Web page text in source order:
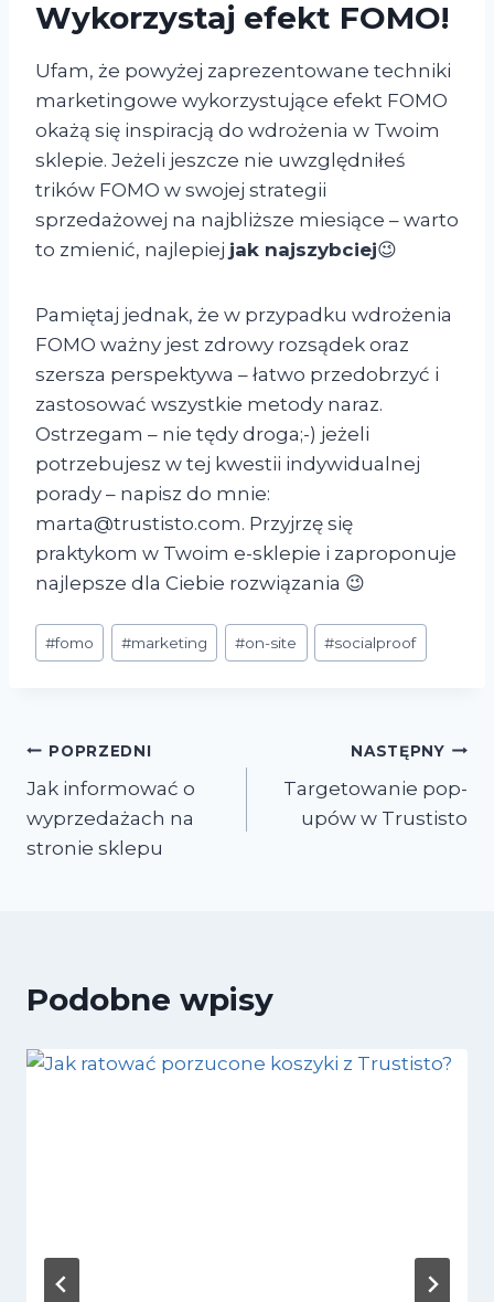
Wykorzystaj efekt FOMO!
Ufam, że powyżej zaprezentowane techniki
marketingowe wykorzystujące efekt FOMO
okażą się inspiracją do wdrożenia w Twoim
sklepie. Jeżeli jeszcze nie uwzględniłeś
trików FOMO w swojej strategii
sprzedażowej na najbliższe miesiące – warto
to zmienić, najlepiej jak najszybciej😉
Pamiętaj jednak, że w przypadku wdrożenia
FOMO ważny jest zdrowy rozsądek oraz
szersza perspektywa – łatwo przedobrzyć i
zastosować wszystkie metody naraz.
Ostrzegam – nie tędy droga;-) jeżeli
potrzebujesz w tej kwestii indywidualnej
porady – napisz do mnie:
marta@trustisto.com. Przyjrzę się
praktykom w Twoim e-sklepie i zaproponuje
najlepsze dla Ciebie rozwiązania 😉
Tagi
wpisu:
#fomo #marketing #on-site #socialproof
Nawigacja
wpisu
POPRZEDNI
Jak informować o
wyprzedażach na
stronie sklepu
NASTĘPNY
Targetowanie pop-
upów w Trustisto
Podobne wpisy